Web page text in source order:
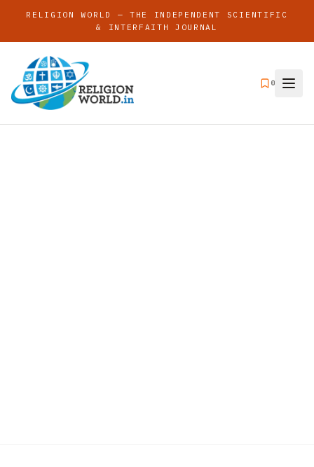
RELIGION WORLD — THE INDEPENDENT SCIENTIFIC
& INTERFAITH JOURNAL
0